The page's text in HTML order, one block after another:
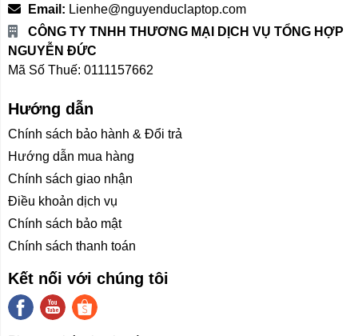
Email: Lienhe@nguyenduclaptop.com
CÔNG TY TNHH THƯƠNG MẠI DỊCH VỤ TỔNG HỢP
NGUYỄN ĐỨC
Mã Số Thuế: 0111157662
Hướng dẫn
Chính sách bảo hành & Đổi trả
Hướng dẫn mua hàng
Chính sách giao nhận
Điều khoản dịch vụ
Chính sách bảo mật
Chính sách thanh toán
Kết nối với chúng tôi